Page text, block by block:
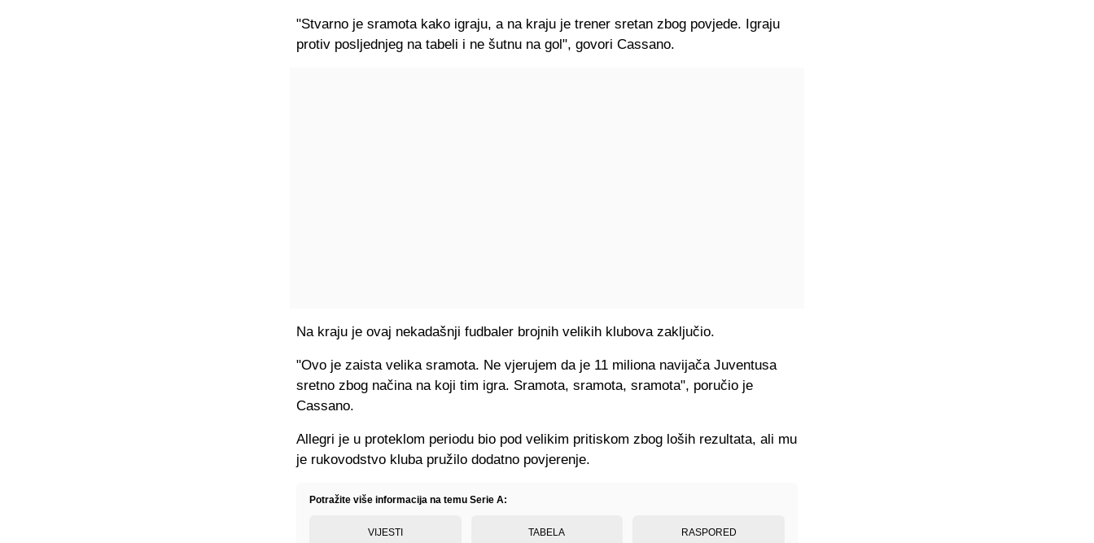
"Stvarno je sramota kako igraju, a na kraju je trener sretan zbog povjede. Igraju
protiv posljednjeg na tabeli i ne šutnu na gol", govori Cassano.
Na kraju je ovaj nekadašnji fudbaler brojnih velikih klubova zaključio.
"Ovo je zaista velika sramota. Ne vjerujem da je 11 miliona navijača Juventusa
sretno zbog načina na koji tim igra. Sramota, sramota, sramota", poručio je
Cassano.
Allegri je u proteklom periodu bio pod velikim pritiskom zbog loših rezultata, ali mu
je rukovodstvo kluba pružilo dodatno povjerenje.
Potražite više informacija na temu Serie A:
VIJESTI TABELA RASPORED